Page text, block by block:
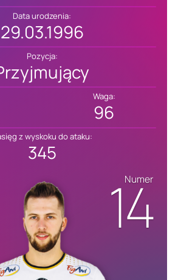
Data urodzenia:
29.03.1996
Pozycja:
Waga:
96
z wyskoku do ataku:
345
Numer
14